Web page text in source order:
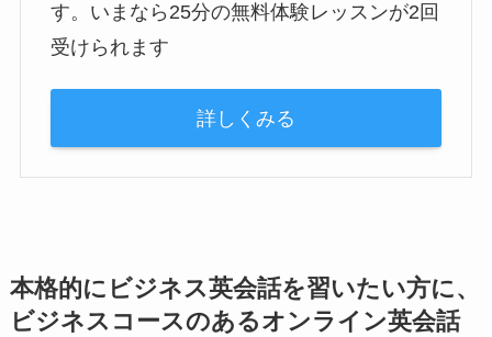
す。いまなら25分の無料体験レッスンが2回
受けられます
詳しくみる
本格的にビジネス英会話を習いたい方に、
ビジネスコースのあるオンライン英会話